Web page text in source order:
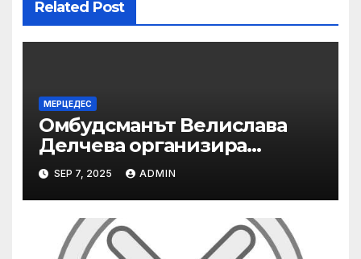
Related Post
МЕРЦЕДЕС
Омбудсманът Велислава
Делчева организира
изслушване на
номинираните кандидати
за заместник-омбудсман
SEP 7, 2025 ADMIN